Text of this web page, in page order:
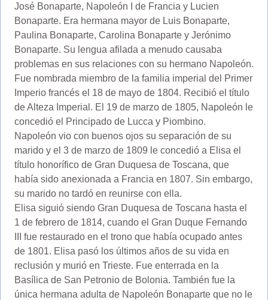
José Bonaparte, Napoleón I de Francia y Lucien
Bonaparte. Era hermana mayor de Luis Bonaparte,
Paulina Bonaparte, Carolina Bonaparte y Jerónimo
Bonaparte. Su lengua afilada a menudo causaba
problemas en sus relaciones con su hermano Napoleón.
Fue nombrada miembro de la familia imperial del Primer
Imperio francés el 18 de mayo de 1804. Recibió el título
de Alteza Imperial. El 19 de marzo de 1805, Napoleón le
concedió el Principado de Lucca y Piombino.
Napoleón vio con buenos ojos su separación de su
marido y el 3 de marzo de 1809 le concedió a Elisa el
título honorífico de Gran Duquesa de Toscana, que
había sido anexionada a Francia en 1807. Sin embargo,
su marido no tardó en reunirse con ella.
Elisa siguió siendo Gran Duquesa de Toscana hasta el
1 de febrero de 1814, cuando el Gran Duque Fernando
III fue restaurado en el trono que había ocupado antes
de 1801. Elisa pasó los últimos años de su vida en
reclusión y murió en Trieste. Fue enterrada en la
Basílica de San Petronio de Bolonia. También fue la
única hermana adulta de Napoleón Bonaparte que no le